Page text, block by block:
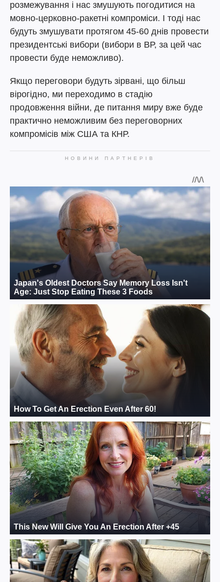
розмежування і нас змушують погодитися на
мовно-церковно-ракетні компроміси. І тоді нас
будуть змушувати протягом 45-60 днів провести
президентські вибори (вибори в ВР, за цей час
провести буде неможливо).
Якщо переговори будуть зірвані, що більш
вірогідно, ми переходимо в стадію
продовження війни, де питання миру вже буде
практично неможливим без переговорних
компромісів між США та КНР.